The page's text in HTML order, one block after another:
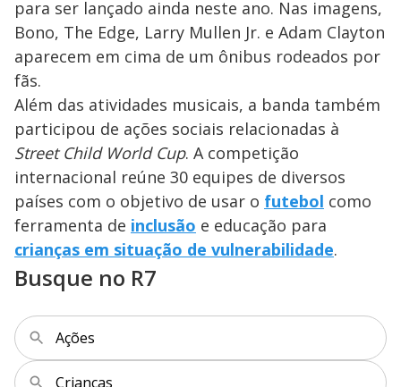
y
V
i
d
e
o
s o
s
d
o
para ser lançado ainda neste ano. Nas imagens,
Bono, The Edge, Larry Mullen Jr. e Adam Clayton
aparecem em cima de um ônibus rodeados por
fãs.
Além das atividades musicais, a banda também
participou de ações sociais relacionadas à
Street Child World Cup. A competição
internacional reúne 30 equipes de diversos
países com o objetivo de usar o futebol como
ferramenta de inclusão e educação para
crianças em situação de vulnerabilidade.
Busque no R7
Ações
Crianças